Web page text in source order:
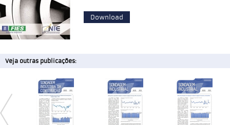
Download
Veja outras publicações: